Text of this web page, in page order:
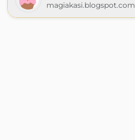
magiakasi.blogspot.com